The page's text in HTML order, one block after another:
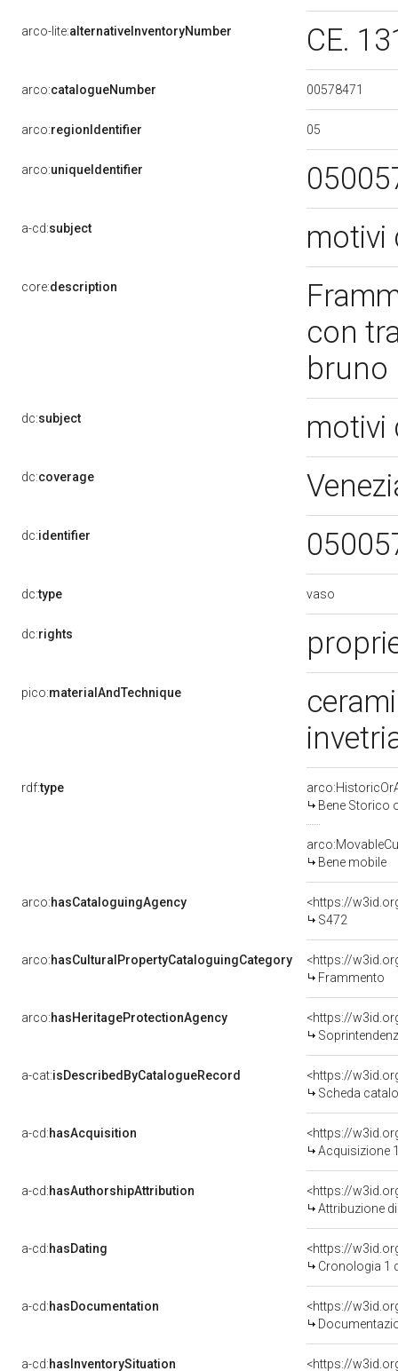
arco-lite:alternativeInventoryNumber CE.
arco:catalogueNumber 00578471
arco:regionIdentifier 05
arco:uniqueIdentifier
a-cd:subject motivi
core:description
con
bruno
dc:subject motivi
dc:coverage
dc:identifier
dc:type vaso
dc:rights
pico:materialAndTechnique
rdf:type
Bene Storico
Bene mobile
arco:hasCataloguingAgency
<https://
S472
arco:hasCulturalPropertyCataloguingCategory
<https://
Frammento
arco:hasHeritageProtectionAgency
<https://
Soprintendenza
a-cat:isDescribedByCatalogueRecord
<https://
Scheda
a-cd:hasAcquisition
<https://
Acquisizione
a-cd:hasAuthorshipAttribution
Attribuzione
a-cd:hasDating
<https://
Cronologia 1
a-cd:hasDocumentation
a-cd:hasInventorySituation <https://